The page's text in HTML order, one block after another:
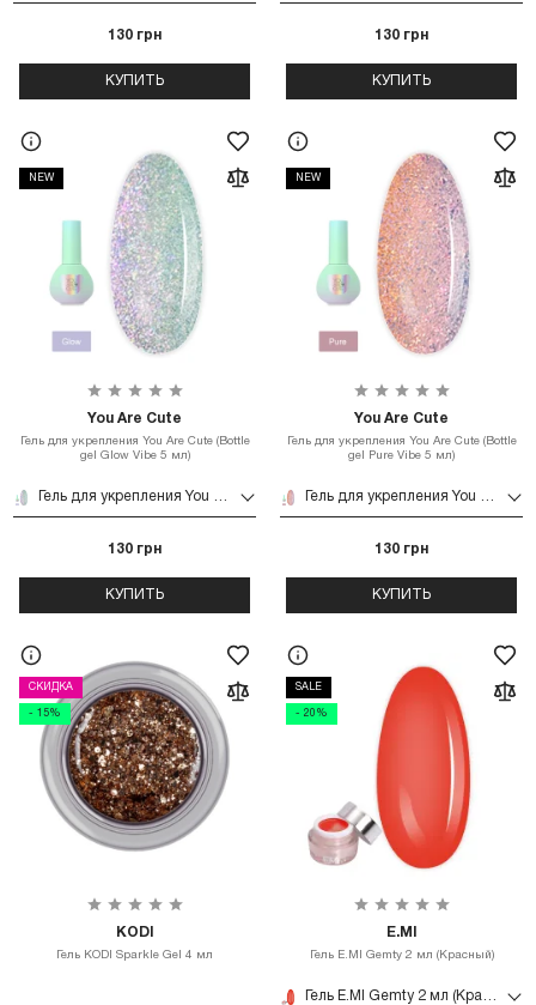
130 грн
КУПИТЬ
130 грн
КУПИТЬ
NEW
You Are Cute
Гель для укрепления You Are Cute (Bottle
gel Glow Vibe 5 мл)
Гель для укрепления You Are Cute (Bottle gel Glow Vibe 5 мл)
130 грн
КУПИТЬ
NEW
You Are Cute
Гель для укрепления You Are Cute (Bottle
gel Pure Vibe 5 мл)
Гель для укрепления You Are Cute (Bottle gel Pure Vibe 5 мл)
130 грн
КУПИТЬ
СКИДКА
- 15%
KODI
Гель KODI Sparkle Gel 4 мл
SALE
- 20%
E.MI
Гель E.MI Gemty 2 мл (Красный)
Гель E.MI Gemty 2 мл (Красный)